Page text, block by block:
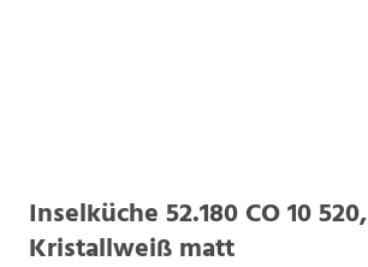
Inselküche 52.180 CO 10 520,
Kristallweiß matt